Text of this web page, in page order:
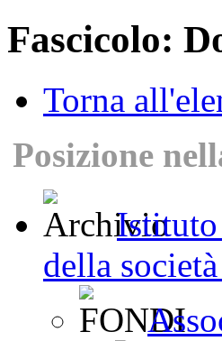
Fascicolo:
Torna
Posizione
Istituto
della